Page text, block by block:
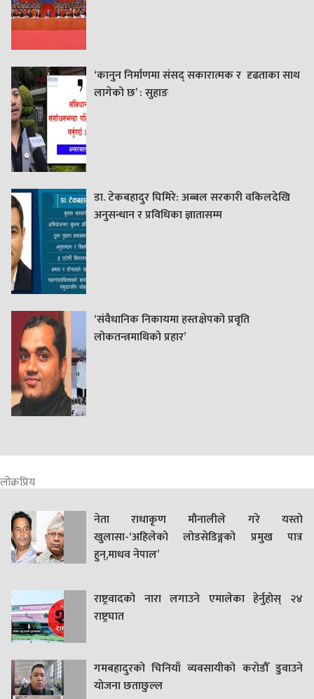
‘कानुन निर्माणमा संसद् सकारात्मक र दृढताका साथ
लागेको छ’ : सुहाङ
डा. टेकबहादुर घिमिरे: अब्बल सरकारी वकिलदेखि
अनुसन्धान र प्रविधिका ज्ञातासम्म
‘संवैधानिक निकायमा हस्तक्षेपको प्रवृति
लोकतन्त्रमाथिको प्रहार’
लोक्रप्रिय
नेता राधाकृण मौनालीले गरे यस्तो
खुलासा-‘अहिलेको लोडसेडिङ्गको प्रमुख पात्र
हुन्,माधव नेपाल’
राष्ट्रवादको नारा लगाउने एमालेका हेर्नुहोस् २४
राष्ट्रघात
गमबहादुरकाे चिनियाँ व्यवसायीको करोडौँ डुवाउने
याेजना छताछुल्ल